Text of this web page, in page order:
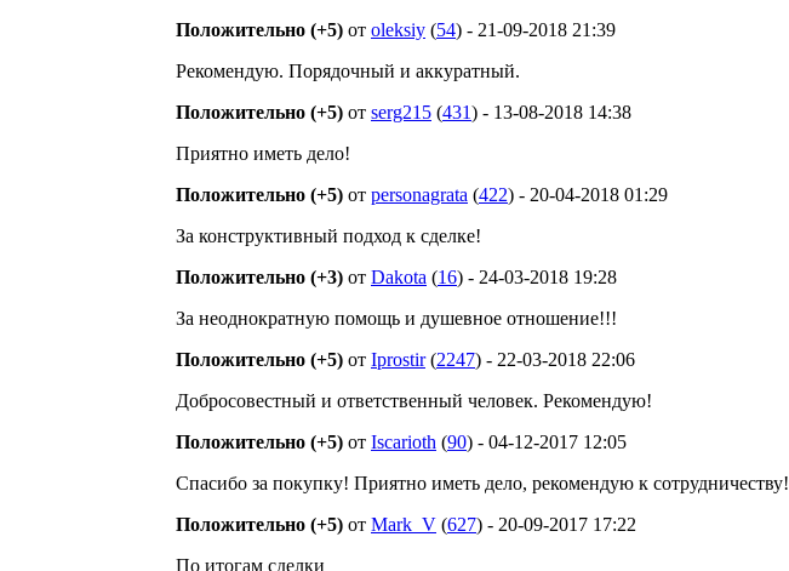
Положительно (+5) от oleksiy (54) - 21-09-2018 21:39
Рекомендую. Порядочный и аккуратный.
Положительно (+5) от serg215 (431) - 13-08-2018 14:38
Приятно иметь дело!
Положительно (+5) от personagrata (422) - 20-04-2018 01:29
За конструктивный подход к сделке!
Положительно (+3) от Dakota (16) - 24-03-2018 19:28
За неоднократную помощь и душевное отношение!!!
Положительно (+5) от Iprostir(2247) - 22-03-2018 22:06
Добросовестный и ответственный человек. Рекомендую!
Положительно (+5) от Iscarioth (90) - 04-12-2017 12:05
Спасибо за покупку! Приятно иметь дело, рекомендую к сотрудничеству!
Положительно (+5) от Mark_V (627) - 20-09-2017 17:22
По итогам сделки